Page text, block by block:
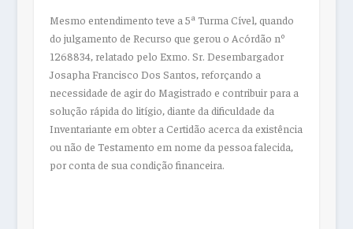
Mesmo entendimento teve a 5ª Turma Cível, quando
do julgamento de Recurso que gerou o Acórdão nº
1268834, relatado pelo Exmo. Sr. Desembargador
Josapha Francisco Dos Santos, reforçando a
necessidade de agir do Magistrado e contribuir para a
solução rápida do litígio, diante da dificuldade da
Inventariante em obter a Certidão acerca da existência
ou não de Testamento em nome da pessoa falecida,
por conta de sua condição financeira.